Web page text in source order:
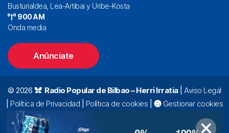
Busturialdea, Lea-Artibai y Uribe-Kosta
900 AM
Onda media
Anúnciate
© 2026 Radio Popular de Bilbao – Herri Irratia|Aviso Legal
Política de Privacidad Política de cookies
Gestionar cookies
Alda. Mazarredo, 47 – 7º 48009 Bilbao |
94 423 92 00|
oyentes@radiopopular.com